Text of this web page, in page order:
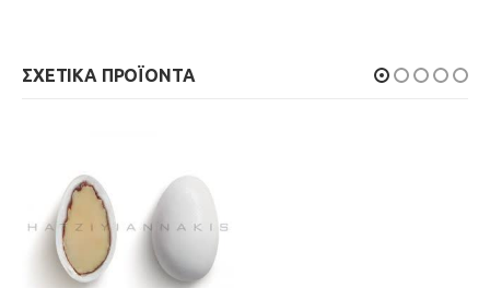
ΣΧΕΤΙΚΆ ΠΡΟΪΌΝΤΑ